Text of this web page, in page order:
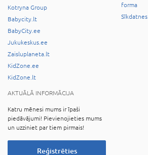
Kotryna Group
Babycity.lt
BabyCity.ee
Jukukeskus.ee
Zaisluplaneta.lt
KidZone.ee
KidZone.lt
forma
Sīkdatnes
AKTUĀLĀ INFORMĀCIJA
Katru mēnesi mums ir īpaši
piedāvājumi! Pievienojieties mums
un uzziniet par tiem pirmais!
Reģistrēties